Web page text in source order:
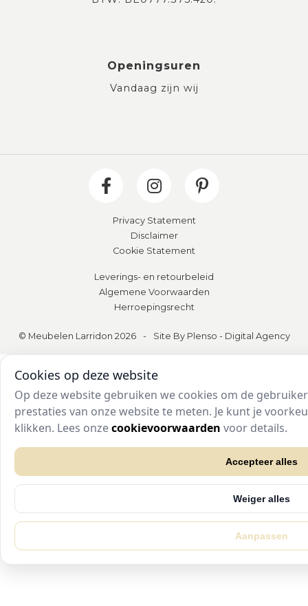
Openingsuren
Vandaag zijn wij
Privacy Statement
Disclaimer
Cookie Statement
Leverings- en retourbeleid
Algemene Voorwaarden
Herroepingsrecht
© Meubelen Larridon 2026 - Site By Plenso - Digital Agency
Cookies op deze website
Op deze website gebruiken we cookies om de
prestaties van onze website te meten. Je kunt je
klikken. Lees onzecookievoorwaarden voor details.
Accepteer alles
Weiger alles
Aanpassen